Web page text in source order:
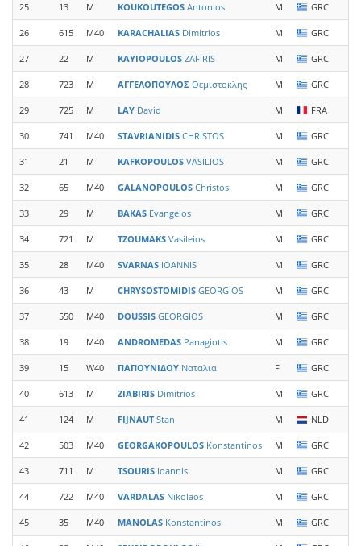
25 13 M KOUKOUTEGOS Antonios M GRC
26 615 M40 KARACHALIAS Dimitrios M GRC
27 22 M KAYIOPOULOS ZAFIRIS M GRC
28 723 M ΑΓΓΕΛΟΠΟΥΛΟΣ Θεμιστοκλης M GRC
29 725 M LAY David M FRA
30 741 M40 STAVRIANIDIS CHRISTOS M GRC
31 21 M KAFKOPOULOS VASILIOS M GRC
32 65 M40 GALANOPOULOS Christos M GRC
33 29 M BAKAS Evangelos M GRC
34 721 M TZOUMAKS Vasileios M GRC
35 28 M40 SVARNAS IOANNIS M GRC
36 43 M CHRYSOSTOMIDIS GEORGIOS M GRC
37 550 M40 DOUSSIS GEORGIOS M GRC
38 19 M40 ANDROMEDAS Panagiotis M GRC
39 15 W40 ΠΑΠΟΥΝΙΔΟΥ Ναταλια F GRC
40 613 M ZIABIRIS Dimitrios M GRC
41 124 M FIJNAUTStan M NLD
42 503 M40 GEORGAKOPOULOS Konstantinos M GRC
43 711 M TSOURIS Ioannis M GRC
44 722 M40 VARDALAS Nikolaos M GRC
45 35 M40 MANOLAS Konstantinos M GRC